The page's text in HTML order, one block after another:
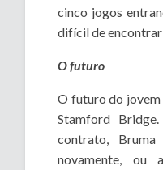
cinco jogos
difícil de
O futuro
O futuro do jovem
Stamford
contrato, Bruma
novamente, ou